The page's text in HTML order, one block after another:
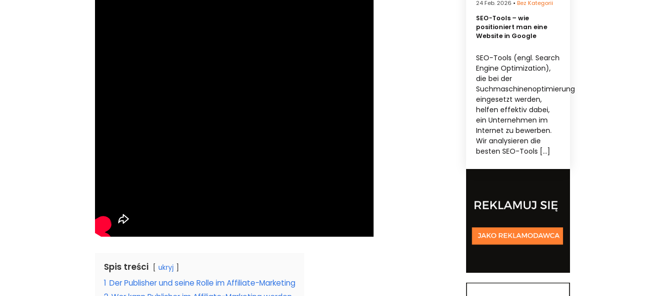
Spis treści ukryj
1 Der Publisher und seine Rolle im Affiliate-Marketing
24 Feb. 2026 • Bez Kategorii
SEO-Tools – wie
positioniert man eine
Website in Google
SEO-Tools (engl. Search
Engine Optimization),
die bei der
Suchmaschinenoptimierung
eingesetzt werden,
helfen effektiv dabei,
ein Unternehmen im
Internet zu bewerben.
Wir analysieren die
besten SEO-Tools […]